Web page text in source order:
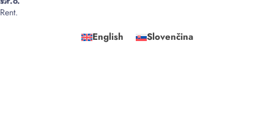
Rent.
English Slovenčina